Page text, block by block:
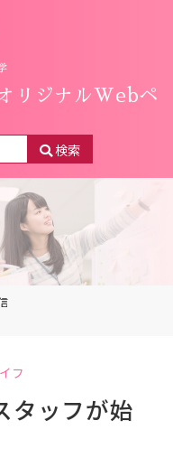
リジナルWebペ
検索
フ
タッフが始